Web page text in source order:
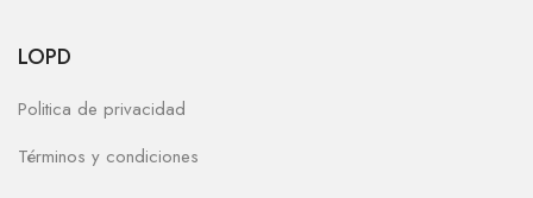
LOPD
Politica de privacidad
Términos y condiciones